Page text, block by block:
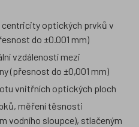
centricity optických prvků v
do ±0.001 mm)
vzdáleností mezi
(přesnost do ±0,001 mm)
vnitřních optických ploch
měření těsnosti
vodního sloupce), stlačeným